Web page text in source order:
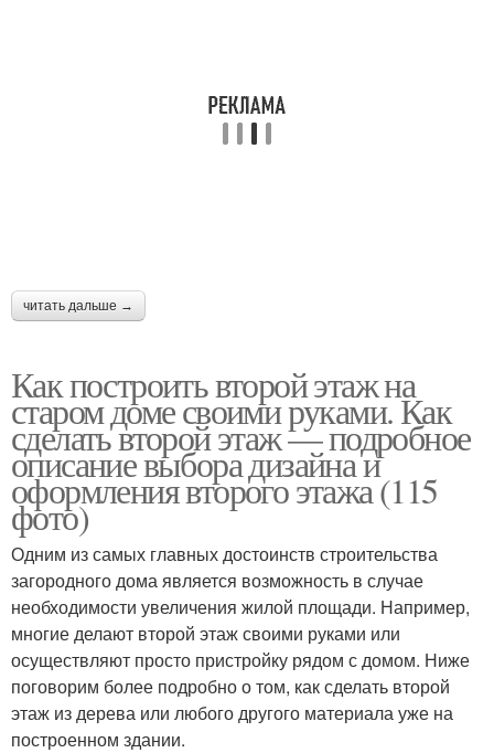
читать дальше →
Как построить второй этаж на
старом доме своими руками. Как
сделать второй этаж — подробное
описание выбора дизайна и
оформления второго этажа (115
фото)
Одним из самых главных достоинств строительства
загородного дома является возможность в случае
необходимости увеличения жилой площади. Например,
многие делают второй этаж своими руками или
осуществляют просто пристройку рядом с домом. Ниже
поговорим более подробно о том, как сделать второй
этаж из дерева или любого другого материала уже на
построенном здании.